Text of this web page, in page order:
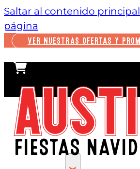
Saltar al contenido principal
página
VER NUESTRAS OFERTAS Y
FIESTAS